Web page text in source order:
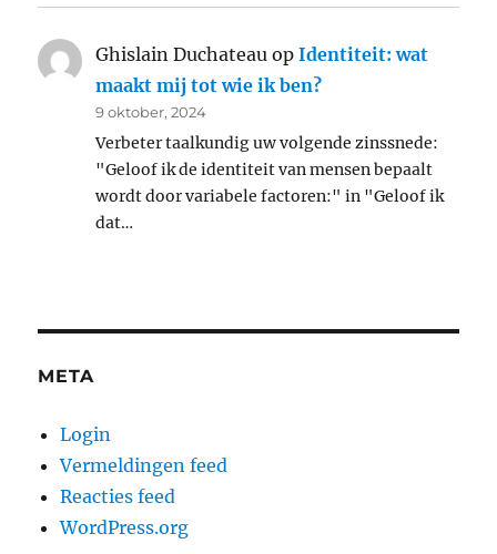
Ghislain Duchateau opIdentiteit: wat
maakt mij tot wie ik ben?
9 oktober, 2024
Verbeter taalkundig uw volgende zinssnede:
"Geloof ik de identiteit van mensen bepaalt
wordt door variabele factoren:" in "Geloof ik
dat…
META
Login
Vermeldingen feed
Reacties feed
WordPress.org